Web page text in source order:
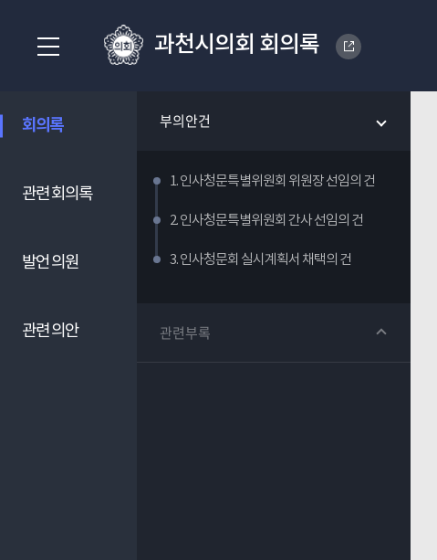
과천시의회 회의록
회의록 부의안건
1. 인사청문특별위원회 위원장 선임의 건
2. 인사청문특별위원회 간사 선임의 건
3. 인사청문회 실시계획서 채택의 건
관련부록
관련 회의록
발언 의원
관련 의안